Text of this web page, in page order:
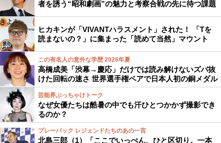
者を誘う“昭和劇画”の魅力と考察合戦の先に待つ課題
ヒカキンが「VIVANTハラスメント」された！ 「Tを
読まないの？」に集まった「読めて当然」マウント
この有名人の意外な学歴 2026年夏
高橋成美「渋幕→慶応」だけでは読み解けないズバ抜
けた回転の速さ 世界選手権ペアで日本人初の銅メダル
芸能界ぶっちゃけトーク
なぜ女優たちは酷暑の中でも汗ひとつかかず撮影でき
るのか？
プレーバック レジェンドたちのあの一言
北島三郎（1）「ここでいっぺん、ひと区切り。一本